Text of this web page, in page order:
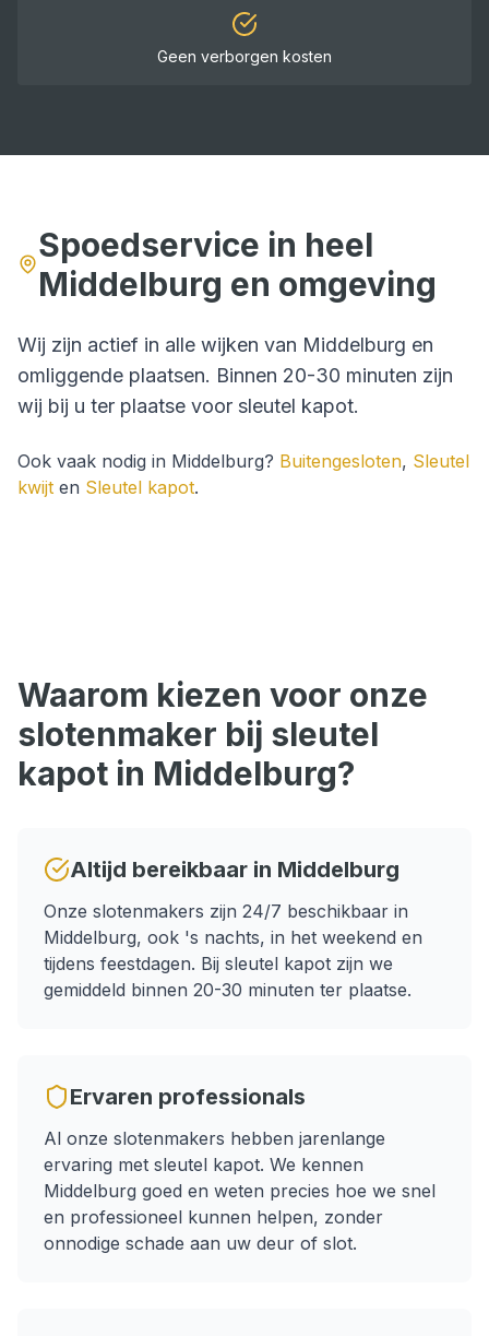
Geen verborgen kosten
Spoedservice in heel
Middelburg en omgeving
Wij zijn actief in alle wijken van Middelburg en
omliggende plaatsen. Binnen 20-30 minuten zijn
wij bij u ter plaatse voor sleutel kapot.
Ook vaak nodig in Middelburg? Buitengesloten, Sleutel
kwijt en Sleutel kapot.
Waarom kiezen voor onze
slotenmaker bij sleutel
kapot in Middelburg?
Altijd bereikbaar in Middelburg
Onze slotenmakers zijn 24/7 beschikbaar in
Middelburg, ook 's nachts, in het weekend en
tijdens feestdagen. Bij sleutel kapot zijn we
gemiddeld binnen 20-30 minuten ter plaatse.
Ervaren professionals
Al onze slotenmakers hebben jarenlange
ervaring met sleutel kapot. We kennen
Middelburg goed en weten precies hoe we snel
en professioneel kunnen helpen, zonder
onnodige schade aan uw deur of slot.